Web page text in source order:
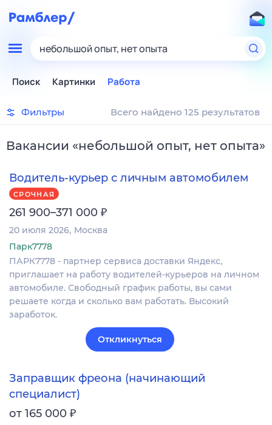
небольшой опыт, нет опыта
Поиск Картинки Работа
Фильтры Всего найдено 125 результатов
Вакансии «небольшой опыт, нет опыта»
Водитель-курьер с личным автомобилем
СРОЧНАЯ
261 900–371 000 ₽
20 июля 2026 Москва
Парк7778
ПАРК7778 - партнер сервиса доставки Яндекс,
приглашает на работу водителей-курьеров на личном
автомобиле. Свободный график работы, вы сами
решаете когда и сколько вам работать. Высокий
заработок.
Откликнуться
Заправщик фреона (начинающий
специалист)
от 165 000 ₽